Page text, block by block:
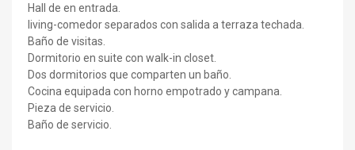
Hall de en entrada.
living-comedor separados con salida a terraza techada.
Baño de visitas.
Dormitorio en suite con walk-in closet.
Dos dormitorios que comparten un baño.
Cocina equipada con horno empotrado y campana.
Pieza de servicio.
Baño de servicio.